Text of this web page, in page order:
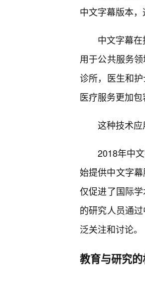
中文字幕版本
中文字幕
用于公共服务
诊所，医生和
医疗服务更加包
这种技术应
2018年中
始提供中文字
仅促进了国际
的研究人员通
泛关注和讨论。
教育与研究